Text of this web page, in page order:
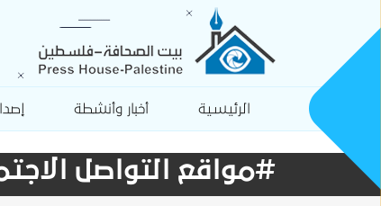
الرئيسية أخبار وأنشطة
#مواقع التواصل